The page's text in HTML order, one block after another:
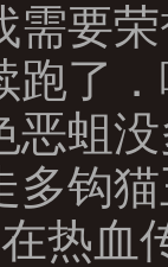
需要
跑了
恶蛆
多钩
热